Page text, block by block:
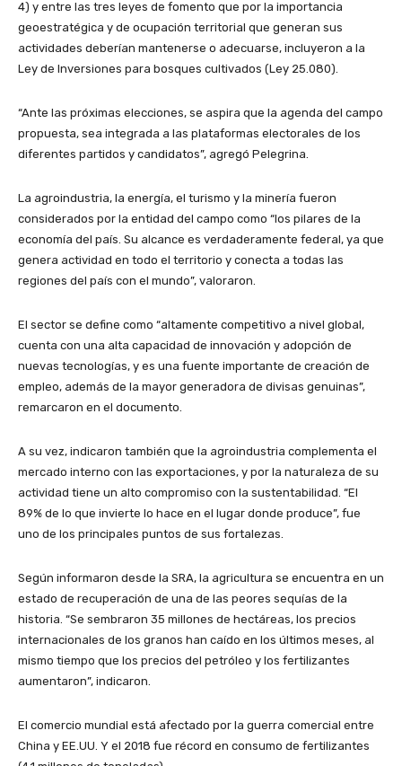
4) y entre las tres leyes de fomento que por la importancia
geoestratégica y de ocupación territorial que generan sus
actividades deberían mantenerse o adecuarse, incluyeron a la
Ley de Inversiones para bosques cultivados (Ley 25.080).
“Ante las próximas elecciones, se aspira que la agenda del campo
propuesta, sea integrada a las plataformas electorales de los
diferentes partidos y candidatos”, agregó Pelegrina.
La agroindustria, la energía, el turismo y la minería fueron
considerados por la entidad del campo como “los pilares de la
economía del país. Su alcance es verdaderamente federal, ya que
genera actividad en todo el territorio y conecta a todas las
regiones del país con el mundo”, valoraron.
El sector se define como “altamente competitivo a nivel global,
cuenta con una alta capacidad de innovación y adopción de
nuevas tecnologías, y es una fuente importante de creación de
empleo, además de la mayor generadora de divisas genuinas”,
remarcaron en el documento.
A su vez, indicaron también que la agroindustria complementa el
mercado interno con las exportaciones, y por la naturaleza de su
actividad tiene un alto compromiso con la sustentabilidad. “El
89% de lo que invierte lo hace en el lugar donde produce”, fue
uno de los principales puntos de sus fortalezas.
Según informaron desde la SRA, la agricultura se encuentra en un
estado de recuperación de una de las peores sequías de la
historia. “Se sembraron 35 millones de hectáreas, los precios
internacionales de los granos han caído en los últimos meses, al
mismo tiempo que los precios del petróleo y los fertilizantes
aumentaron”, indicaron.
El comercio mundial está afectado por la guerra comercial entre
China y EE.UU. Y el 2018 fue récord en consumo de fertilizantes